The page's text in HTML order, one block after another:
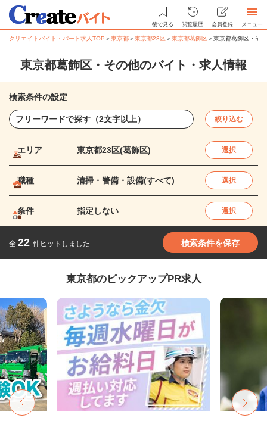
後で見る 閲覧履歴 会員登録 メニュー
クリエイトバイト・パート求人TOP ＞東京都＞東京都23区＞東京都葛飾区＞東京都葛飾区・そ
東京都葛飾区・その他のバイト・求人情報
検索条件の設定
絞り込む
エリア 東京都23区(葛飾区) 選択
職種 清掃・警備・設備(すべて) 選択
条件 指定しない 選択
全 22 件ヒットしました 検索条件を保存
東京都のピックアップPR求人